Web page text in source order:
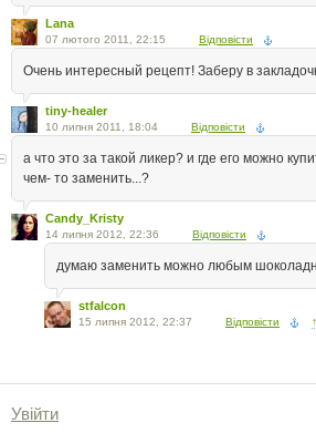
Lana
07 лютого 2011, 22:15 Відповісти
Очень интересный рецепт! Заберу в
tiny-healer
10 липня 2011, 18:04 Відповісти
а что это за такой ликер? и где его можно
чем- то заменить...?
Candy_Kristy
14 липня 2012, 22:36 Відповісти
думаю заменить можно любым
stfalcon
15 липня 2012, 22:37 Відповісти ↑
Увійти